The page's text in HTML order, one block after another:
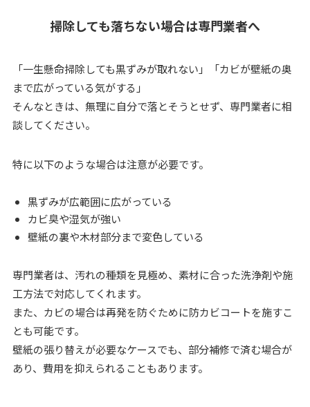
掃除しても落ちない場合は専門業者へ
「一生懸命掃除しても黒ずみが取れない」「カビが壁紙の奥
まで広がっている気がする」
そんなときは、無理に自分で落とそうとせず、専門業者に相
談してください。
特に以下のような場合は注意が必要です。
黒ずみが広範囲に広がっている
カビ臭や湿気が強い
壁紙の裏や木材部分まで変色している
専門業者は、汚れの種類を見極め、素材に合った洗浄剤や施
工方法で対応してくれます。
また、カビの場合は再発を防ぐために防カビコートを施すこ
とも可能です。
壁紙の張り替えが必要なケースでも、部分補修で済む場合が
あり、費用を抑えられることもあります。